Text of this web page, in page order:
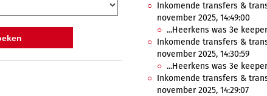
Inkomende transfers &
november 2025, 14:49:00
...Heerkens was 3e
Inkomende transfers &
november 2025, 14:30:59
...Heerkens was 3e
Inkomende transfers &
november 2025, 14:29:07